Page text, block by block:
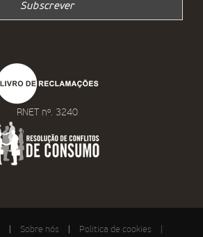
RNET nº. 3240
Sobre nós Politica de cookies